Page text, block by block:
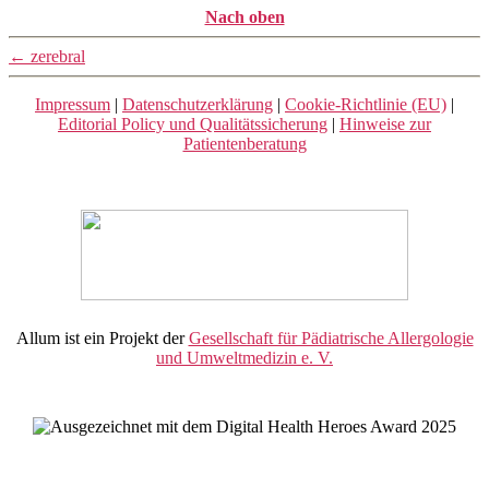
Nach oben
← zerebral
Impressum | Datenschutzerklärung | Cookie-Richtlinie (EU) |
Editorial Policy und Qualitätssicherung | Hinweise zur
Patientenberatung
Allum ist ein Projekt derGesellschaft für Pädiatrische Allergologie
und Umweltmedizin e. V.